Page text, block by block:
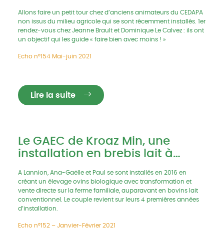
Allons faire un petit tour chez d’anciens animateurs du CEDAPA
non issus du milieu agricole qui se sont récemment installés. 1er
rendez-vous chez Jeanne Brault et Dominique Le Calvez : ils ont
un objectif qui les guide « faire bien avec moins ! »
Echo n°154 Mai-juin 2021
Lire la suite
Le GAEC de Kroaz Min, une
installation en brebis lait à
A Lannion, Ana-Gaëlle et Paul se sont installés en 2016 en
créant un élevage ovins biologique avec transformation et
vente directe sur la ferme familiale, auparavant en bovins lait
conventionnel. Le couple revient sur leurs 4 premières années
d’installation.
Echo n°152 – Janvier-Février 2021